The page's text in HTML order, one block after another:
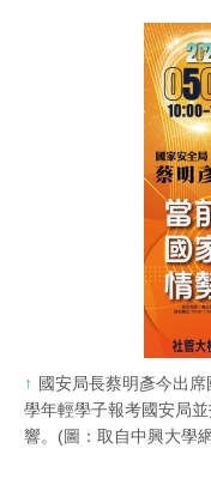
國安局長蔡明彥今出
學年輕學子報考國安局
響。(圖：取自中興大學